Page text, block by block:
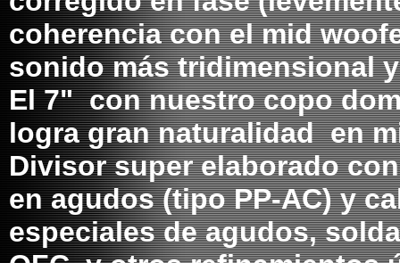
coherencia con el mid
sonido más tridimensional
El 7" con nuestro copo
logra gran naturalidad en
Divisor super elaborado
en agudos (tipo PP-AC) y
especiales de agudos,